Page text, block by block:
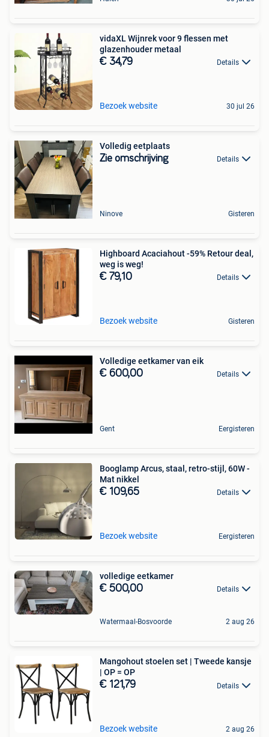
vidaXL Wijnrek voor 9 flessen met
glazenhouder metaal
€ 34,79 Details
Bezoek website 30 jul 26
Volledig eetplaats
Zie omschrijving Details
Ninove Gisteren
Highboard Acaciahout -59% Retour deal,
weg is weg!
€ 79,10 Details
Bezoek website Gisteren
Volledige eetkamer van eik
€ 600,00 Details
Gent Eergisteren
Booglamp Arcus, staal, retro-stijl, 60W -
Mat nikkel
€ 109,65 Details
Bezoek website Eergisteren
volledige eetkamer
€ 500,00 Details
Watermaal-Bosvoorde 2 aug 26
Mangohout stoelen set | Tweede kansje
| OP = OP
€ 121,79 Details
Bezoek website 2 aug 26